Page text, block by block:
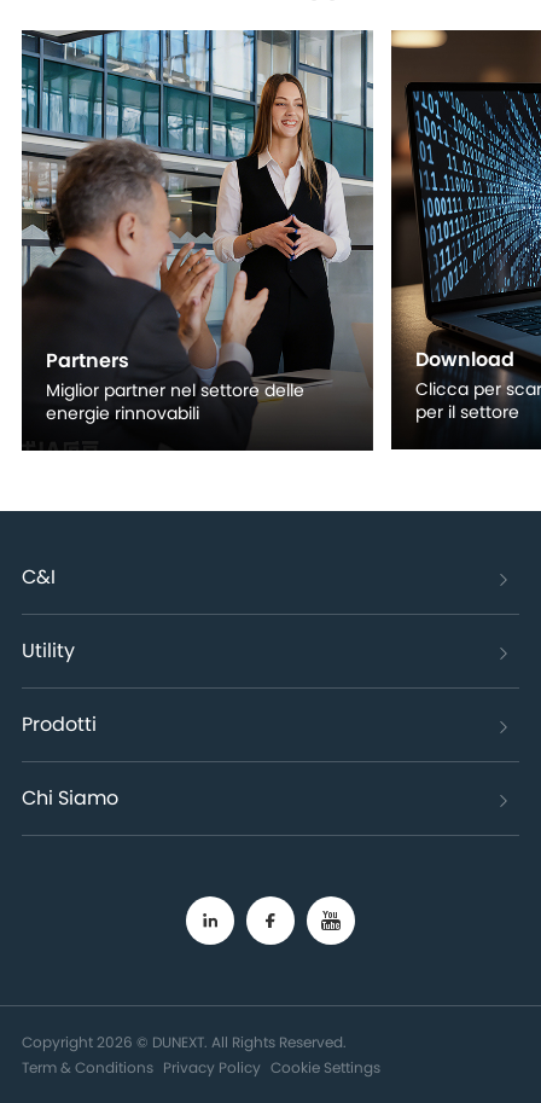
Partners
Miglior partner nel settore delle
energie rinnovabili
Download
Clicca per
per il settore
C&I
Utility
Prodotti
Chi Siamo
Copyright 2026 © DUNEXT. All Rights Reserved.
Term & Conditions
Privacy Policy Cookie Settings